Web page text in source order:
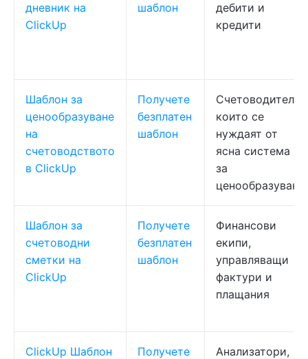
дневник на
ClickUp
шаблон
дебити и
кредити
Шаблон за
ценообразуване
на
счетоводството
в ClickUp
Получете
безплатен
шаблон
Счетоводители,
които се
нуждаят от
ясна система
за
ценообразуване
Шаблон за
счетоводни
сметки на
ClickUp
Получете
безплатен
шаблон
Финансови
екипи,
управляващи
фактури и
плащания
ClickUp Шаблон
Получете
Анализатори,